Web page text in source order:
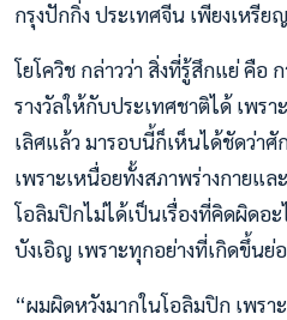
กรุงปักกิ่ง ประเทศจีน เพียงเหรีย
โยโควิช กล่าวว่า สิ่งที่รู้สึกแย่ คือ
รางวัลให้กับประเทศชาติได้ เพร
เลิศแล้ว มารอบนี้ก็เห็นได้ชัดว่าศั
เพราะเหนื่อยทั้งสภาพร่างกายแล
โอลิมปิกไม่ได้เป็นเรื่องที่คิดผิดอะ
บังเอิญ เพราะทุกอย่างที่เกิดขึ้นย่
“ผมผิดหวังมากในโอลิมปิก เพร